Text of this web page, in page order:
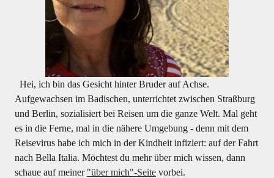
Hei, ich bin das Gesicht hinter Bruder auf Achse.
Aufgewachsen im Badischen, unterrichtet zwischen Straßburg
und Berlin, sozialisiert bei Reisen um die ganze Welt. Mal geht
es in die Ferne, mal in die nähere Umgebung - denn mit dem
Reisevirus habe ich mich in der Kindheit infiziert: auf der Fahrt
nach Bella Italia. Möchtest du mehr über mich wissen, dann
schaue auf meiner "über mich"-Seitevorbei.